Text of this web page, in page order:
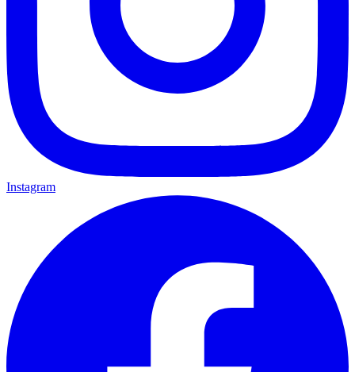
Instagram